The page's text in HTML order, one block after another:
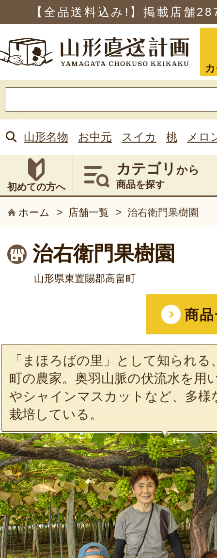
【全品送料込み!】掲載店舗
索:
山形名物 お中元 スイカ 桃 メロ
初めての方へ
カテゴリ から
商品を探す
ホーム > 店舗一覧 > 治右衛門果樹園
治右衛門果樹園
山形県東置賜郡高畠町
商
「まほろばの里」として知られ
町の農家。奥羽山脈の伏流水を用
やシャインマスカットなど、多様
栽培している。